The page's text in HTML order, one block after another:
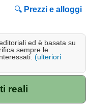
🔍 Prezzi e alloggi
ed è basata su
sempre le
(ulteriori
reali